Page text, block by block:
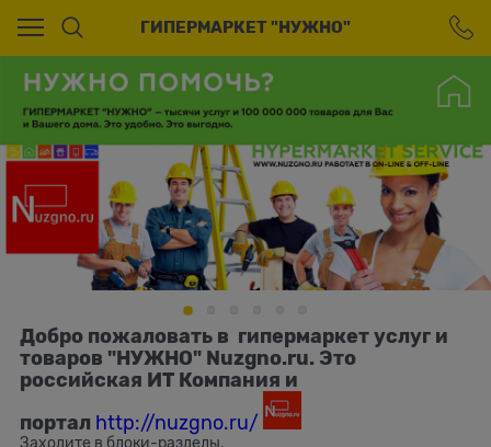
ГИПЕРМАРКЕТ "НУЖНО"
Добро пожаловать в гипермаркет услуг и
товаров "НУЖНО" Nuzgno.ru. Это
российская ИТ Компания и
портал http://nuzgno.ru/
Заходите в блоки-разделы,
Ваш город - Москва,
угадали?
ДА НЕТ